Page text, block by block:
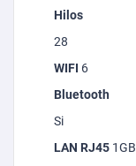
Hilos
28
WIFI 6
Bluetooth
Si
LAN RJ45